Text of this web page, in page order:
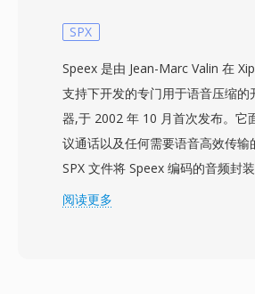
期声卡和数字化设备常用生成,当时
优势在于绝对的简洁性:SOU 文件
基本文件读写能力的程序读取,无需
或解码元数据 — 这在嵌入式系统
音频基础教学等场景中非常有用。
开销还意味着转换到任何现代容器
的,因为原始 PCM 采样只需用 WAV
SPX
Speex 是由 Jean-Marc Valin 在
支持下开发的专门用于语音压缩的
器,于 2002 年 10 月首次发布。它
议通话以及任何需要语音高效传输
SPX 文件将 Speex 编码的音频封
中,将编解码器的语音优化特性与
阅读更多